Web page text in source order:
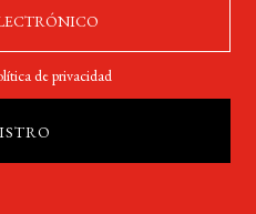
de privacidad